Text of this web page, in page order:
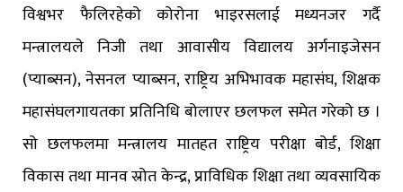
विश्वभर फैलिरहेको कोरोना भाइरसलाई मध्यनजर गर्दै
मन्त्रालयले निजी तथा आवासीय विद्यालय अर्गनाइजेसन
(प्याब्सन), नेसनल प्याब्सन, राष्ट्रिय अभिभावक महासंघ, शिक्षक
महासंघलगायतका प्रतिनिधि बोलाएर छलफल समेत गरेको छ ।
सो छलफलमा मन्त्रालय मातहत राष्ट्रिय परीक्षा बोर्ड, शिक्षा
विकास तथा मानव स्रोत केन्द्र, प्राविधिक शिक्षा तथा व्यवसायिक